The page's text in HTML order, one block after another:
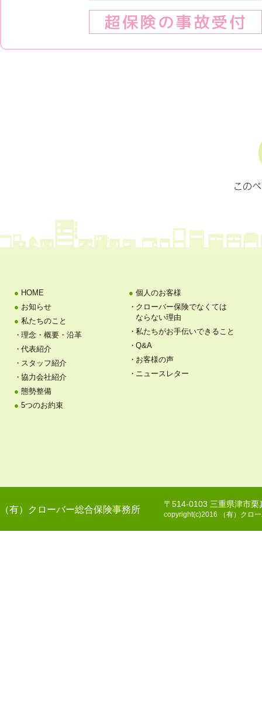
超保険の事故受付
HOME
お知らせ
私たちのこと
理念・概要・沿革
代表紹介
スタッフ紹介
協力会社紹介
態勢整備
5つのお約束
個人のお客様
クローバー保険でなくては
ならない理由
私たちがお手伝いできること
Q&A
お客様の声
ニュースレター
（有）クローバー総合保険事務所
〒514-0103 三重県津市
copyright(c)2016 （有）クロ